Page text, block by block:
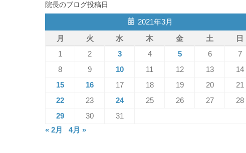
院長のブログ投稿日
2021年3月
月
火 水 木 金 土
日
1
2 3 4 5 6
7
8
9 10 11 12 13
14
15
16 17 18 19 20
21
22
23 24 25 26 27
28
29
30
31
« 2月
4月 »